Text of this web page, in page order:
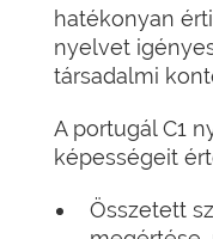
hatékonyan
nyelvet
társadalmi
A portugál C1
képességeit
Összetett